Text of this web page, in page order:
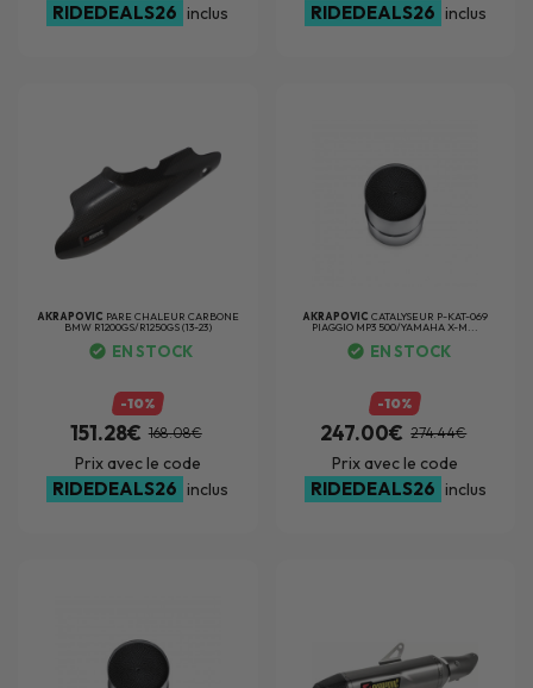
RIDEDEALS26 inclus RIDEDEALS26 inclus
AKRAPOVIC PARE CHALEUR CARBONE
BMW R1200GS/R1250GS (13-23)
EN STOCK
-10%
151.28€ 168.08€
Prix avec le code
RIDEDEALS26 inclus
AKRAPOVICCATALYSEUR P-KAT-069
PIAGGIO MP3 500/YAMAHA X-M...
EN STOCK
-10%
247.00€ 274.44€
Prix avec le code
RIDEDEALS26 inclus